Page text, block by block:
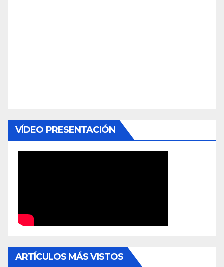
VÍDEO PRESENTACIÓN
ARTÍCULOS MÁS VISTOS